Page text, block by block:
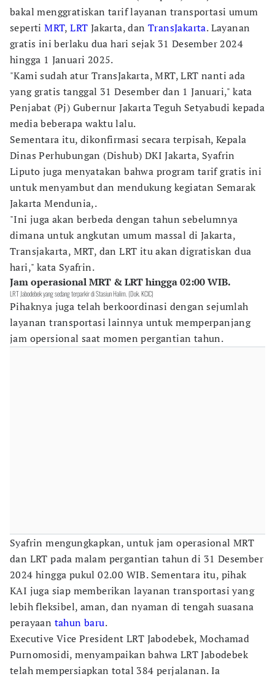
bakal menggratiskan tarif layanan transportasi umum
sepertiMRT,LRT Jakarta, danTransJakarta. Layanan
gratis ini berlaku dua hari sejak 31 Desember 2024
hingga 1 Januari 2025.
"Kami sudah atur TransJakarta, MRT, LRT nanti ada
yang gratis tanggal 31 Desember dan 1 Januari," kata
Penjabat (Pj) Gubernur Jakarta Teguh Setyabudi kepada
media beberapa waktu lalu.
Sementara itu, dikonfirmasi secara terpisah, Kepala
Dinas Perhubungan (Dishub) DKI Jakarta, Syafrin
Liputo juga menyatakan bahwa program tarif gratis ini
untuk menyambut dan mendukung kegiatan Semarak
Jakarta Mendunia,.
"Ini juga akan berbeda dengan tahun sebelumnya
dimana untuk angkutan umum massal di Jakarta,
Transjakarta, MRT, dan LRT itu akan digratiskan dua
hari," kata Syafrin.
Jam operasional MRT & LRT hingga 02:00 WIB.
LRT Jabodebek yang sedang terparkir di Stasiun Halim. (Dok. KCIC)
Pihaknya juga telah berkoordinasi dengan sejumlah
layanan transportasi lainnya untuk memperpanjang
jam opersional saat momen pergantian tahun.
Syafrin mengungkapkan, untuk jam operasional MRT
dan LRT pada malam pergantian tahun di 31 Desember
2024 hingga pukul 02.00 WIB. Sementara itu, pihak
KAI juga siap memberikan layanan transportasi yang
lebih fleksibel, aman, dan nyaman di tengah suasana
perayaan tahun baru.
Executive Vice President LRT Jabodebek, Mochamad
Purnomosidi, menyampaikan bahwa LRT Jabodebek
telah mempersiapkan total 384 perjalanan. Ia